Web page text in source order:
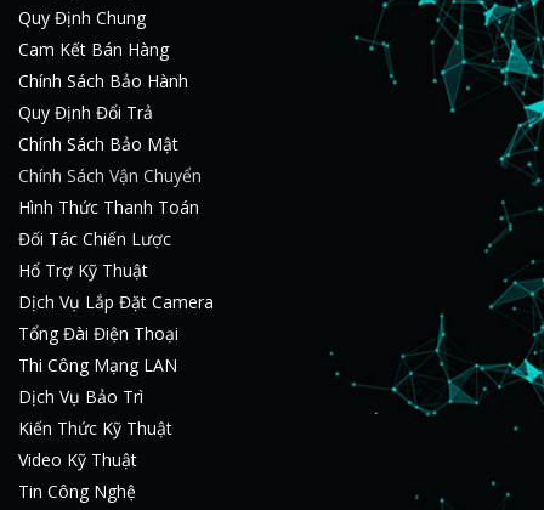
Quy Định Chung
Cam Kết Bán Hàng
Chính Sách Bảo Hành
Quy Định Đổi Trả
Chính Sách Bảo Mật
Chính Sách Vận Chuyển
Hình Thức Thanh Toán
Đối Tác Chiến Lược
Hổ Trợ Kỹ Thuật
Dịch Vụ Lắp Đặt Camera
Tổng Đài Điện Thoại
Thi Công Mạng LAN
Dịch Vụ Bảo Trì
Kiến Thức Kỹ Thuật
Video Kỹ Thuật
Tin Công Nghệ